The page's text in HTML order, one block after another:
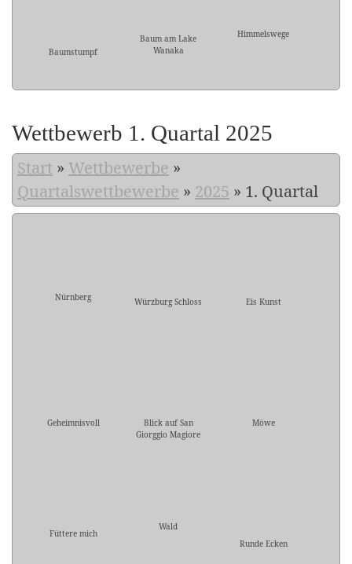
Baumstumpf
Baum am Lake
Wanaka
Himmelswege
Wettbewerb 1. Quartal 2025
Start » Wettbewerbe »
Quartalswettbewerbe » 2025 » 1. Quartal
Nürnberg Würzburg Schloss Eis Kunst
Geheimnisvoll
Blick auf San
Giorggio Magiore
Möwe
Füttere mich
Wald
Runde Ecken